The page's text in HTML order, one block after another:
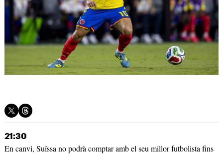
21:30
En canvi, Suïssa no podrà comptar amb el seu millor futbolista fins